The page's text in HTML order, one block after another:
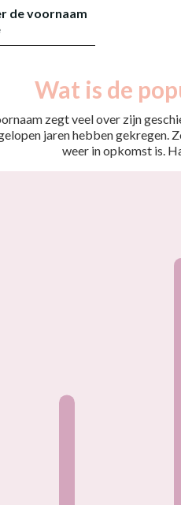
de voornaam
Wat is de
zegt veel over zijn
jaren hebben gekregen.
weer in opkomst is.